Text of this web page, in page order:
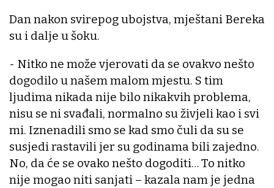
Dan nakon svirepog ubojstva, mještani Bereka
su i dalje u šoku.
- Nitko ne može vjerovati da se ovakvo nešto
dogodilo u našem malom mjestu. S tim
ljudima nikada nije bilo nikakvih problema,
nisu se ni svađali, normalno su živjeli kao i svi
mi. Iznenadili smo se kad smo čuli da su se
susjedi rastavili jer su godinama bili zajedno.
No, da će se ovako nešto dogoditi… To nitko
nije mogao niti sanjati – kazala nam je jedna